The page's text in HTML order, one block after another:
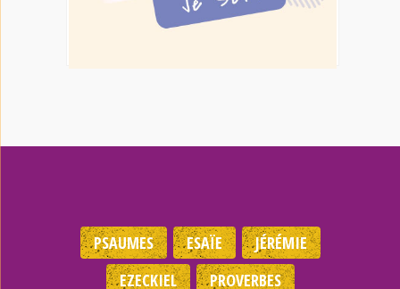
PSAUMES ESAÏE
JÉRÉMIE
EZECKIEL
PROVERBES